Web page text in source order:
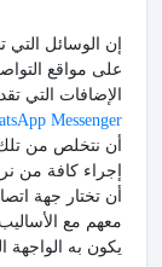
إن الوسائل التي
على مواقع
الإضافات التي
Messenger
أن نتخلص من
إجراء كافة من
أن تختار جهة
معهم مع
يكون به الواجهة